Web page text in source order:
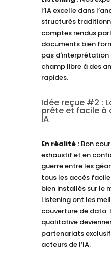
l’IA excelle dans
structurés
comptes rendus
documents bien
pas d'interprétation
champ libre à des
rapides.
Idée reçue #2 :
prête et facile à
IA
En réalité :Bon
exhaustif et en
guerre entre les
tous les accès
bien installés sur le
Listening ont les
couverture de data.
qualitative
partenariats
acteurs de l’IA.